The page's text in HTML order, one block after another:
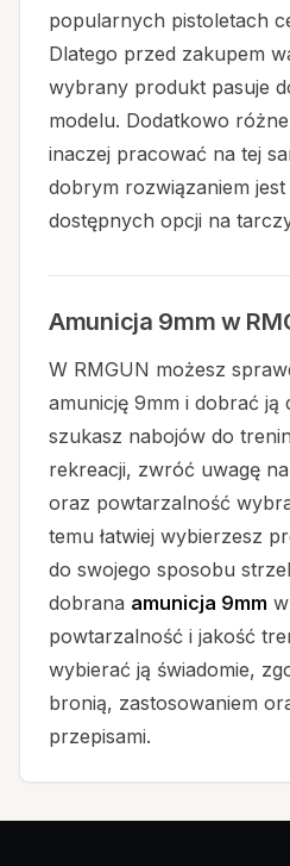
popularnych pistoletach
Dlatego przed zakupem
wybrany produkt pasuje
modelu. Dodatkowo
inaczej pracować na tej
dobrym rozwiązaniem
dostępnych opcji na
Amunicja 9mm w
W RMGUN możesz
amunicję 9mm i dobrać ją
szukasz nabojów do
rekreacji, zwróć uwagę
oraz powtarzalność
temu łatwiej wybierzesz
do swojego sposobu
dobrana amunicja 9mm
powtarzalność i jakość
wybierać ją świadomie,
bronią, zastosowaniem
przepisami.